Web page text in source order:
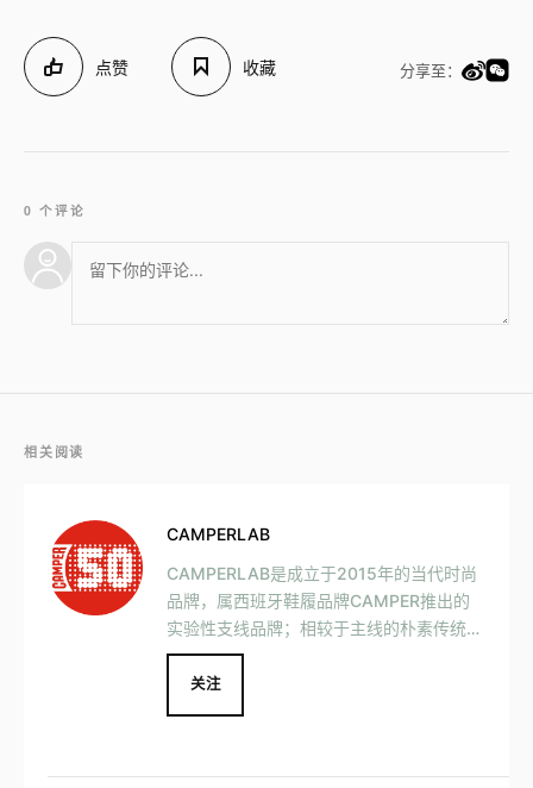
点赞 收藏 分享至：
0 个评论
相关阅读
CAMPERLAB
CAMPERLAB是成立于2015年的当代时尚
品牌，属西班牙鞋履品牌CAMPER推出的
实验性支线品牌；相较于主线的朴素传统，
CAMPERLAB更偏向年轻化和实验性，强
调极致设计感；其怪美并存的设计将精湛工
艺与华丽风格结合，为追求时尚乐趣的少数
关注